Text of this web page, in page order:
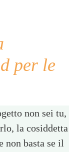
per le
non sei tu,
la cosiddetta
non basta se il